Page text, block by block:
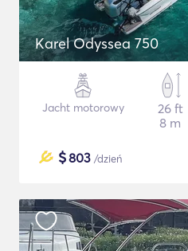
Karel Odyssea 750
Jacht motorowy
26 ft
8 m
$803 /dzień